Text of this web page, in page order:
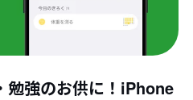
勉強のお供に！iPhone